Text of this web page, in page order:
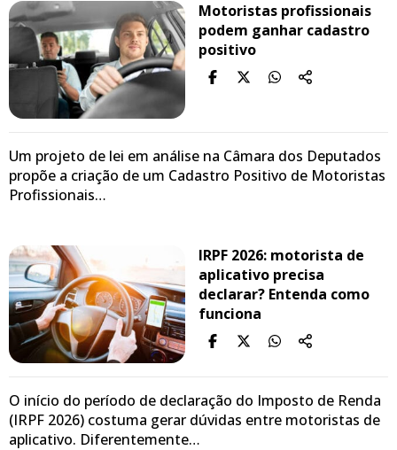
Motoristas profissionais
podem ganhar cadastro
positivo
Um projeto de lei em análise na Câmara dos Deputados
propõe a criação de um Cadastro Positivo de Motoristas
Profissionais…
IRPF 2026: motorista de
aplicativo precisa
declarar? Entenda como
funciona
O início do período de declaração do Imposto de Renda
(IRPF 2026) costuma gerar dúvidas entre motoristas de
aplicativo. Diferentemente…